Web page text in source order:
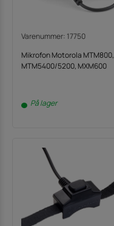
Varenummer: 17750
Mikrofon Motorola MTM800,
MTM5400/5200, MXM600
På lager